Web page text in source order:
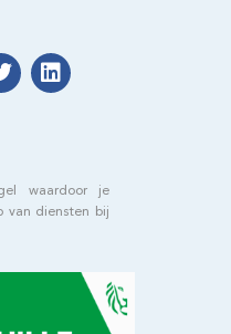
waardoor je
van diensten bij